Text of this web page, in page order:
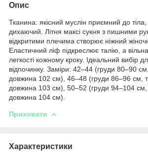
Опис
Тканина: якісний муслін приємний до тіла,
дихаючий. Літня максі сукня з пишними
відкритими плечима створює ніжний
Еластичний ліф підкреслює талію, а
легкості кожному кроку. Ідеальний вибір
відпочинку. Заміри: 42–44 (груди 80–90
довжина 102 см), 46–48 (груди 86–96 см,
довжина 103 см), 50–52 (груди 94–104 см,
довжина 104 см).
Приховати
Характеристики